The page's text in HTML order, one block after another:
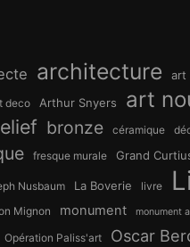
architecture art
deco Arthur Snyers art
bronze céramique
fresque murale Grand
Nusbaum La Boverie livre
Mignon monument monument
Opération Paliss'art Oscar